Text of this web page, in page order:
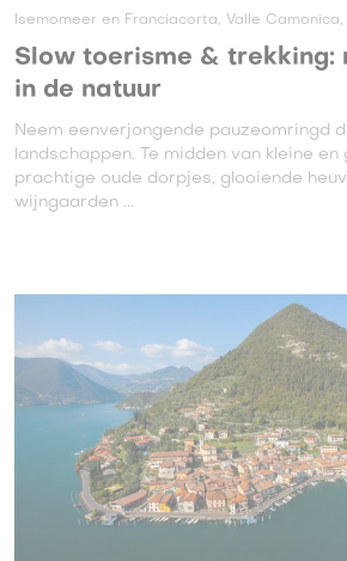
Isemomeer en Franciacorta, Valle Camonica,
Slow toerisme & trekking:
in de natuur
Neem eenverjongende pauzeomringd
landschappen. Te midden van kleine en
prachtige oude dorpjes, glooiende
wijngaarden ...